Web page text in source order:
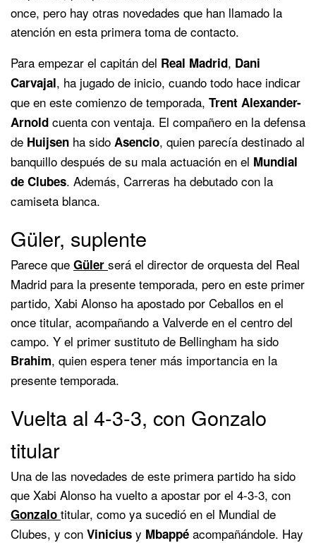
once, pero hay otras novedades que han llamado la
atención en esta primera toma de contacto.
Para empezar el capitán del Real Madrid, Dani
Carvajal, ha jugado de inicio, cuando todo hace indicar
que en este comienzo de temporada, Trent Alexander-
Arnold cuenta con ventaja. El compañero en la defensa
de Huijsen ha sido Asencio, quien parecía destinado al
banquillo después de su mala actuación en el Mundial
de Clubes. Además, Carreras ha debutado con la
camiseta blanca.
Güler, suplente
Parece que Güler será el director de orquesta del Real
Madrid para la presente temporada, pero en este primer
partido, Xabi Alonso ha apostado por Ceballos en el
once titular, acompañando a Valverde en el centro del
campo. Y el primer sustituto de Bellingham ha sido
Brahim, quien espera tener más importancia en la
presente temporada.
Vuelta al 4-3-3, con Gonzalo
titular
Una de las novedades de este primera partido ha sido
que Xabi Alonso ha vuelto a apostar por el 4-3-3, con
Gonzalo titular, como ya sucedió en el Mundial de
Clubes, y con Vinicius y Mbappé acompañándole. Hay